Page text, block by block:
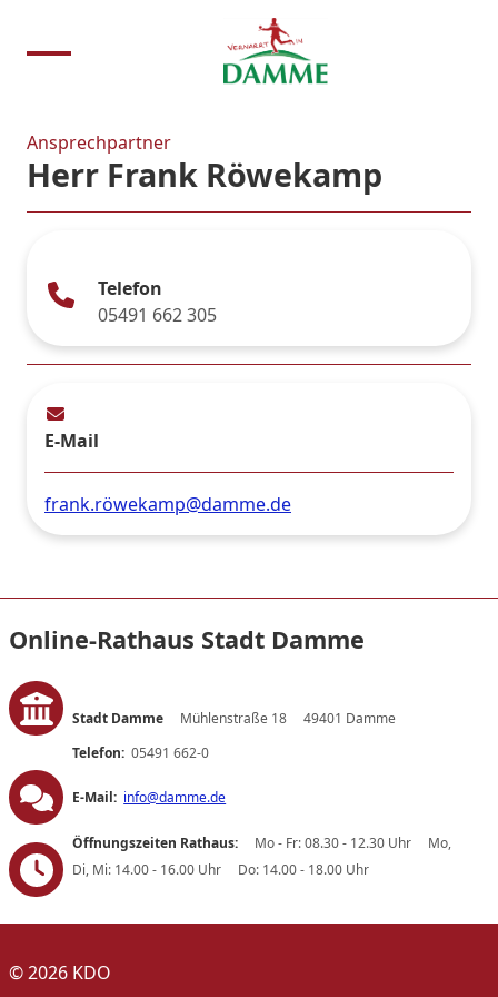
Ansprechpartner
Herr Frank Röwekamp
Telefon
05491 662 305
E-Mail
frank.röwekamp@damme.de
Online-Rathaus Stadt Damme
Stadt Damme Mühlenstraße 1849401 Damme
Telefon: 05491 662-0
E-Mail: info@damme.de
Öffnungszeiten Rathaus: Mo - Fr: 08.30 - 12.30 Uhr Mo,
Di, Mi: 14.00 - 16.00 Uhr Do: 14.00 - 18.00 Uhr
© 2026 KDO